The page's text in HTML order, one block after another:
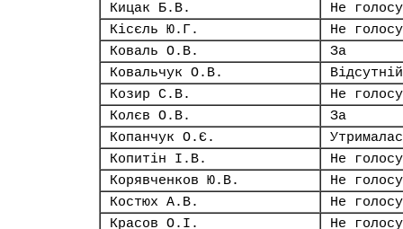
Кицак Б.В.
Не
Кісєль Ю.Г.
Не
Коваль О.В.
За
Ковальчук О.В.
Відсутній
Козир С.В.
Не
Колєв О.В.
За
Копанчук О.Є.
Копитін І.В.
Не
Корявченков Ю.В.
Не
Костюх А.В.
Не
Красов О.І.
Не